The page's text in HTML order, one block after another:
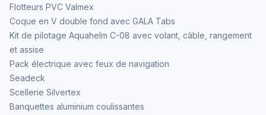
Flotteurs PVC Valmex
Coque en V double fond avec GALA Tabs
Kit de pilotage Aquahelm C-08 avec volant, câble, rangement
et assise
Pack électrique avec feux de navigation
Seadeck
Scellerie Silvertex
Banquettes aluminium coulissantes